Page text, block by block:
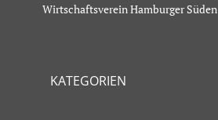
Wirtschaftsverein Hamburger Süden
KATEGORIEN